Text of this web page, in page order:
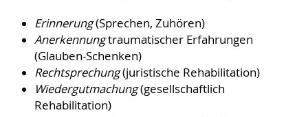
Erinnerung(Sprechen, Zuhören)
Anerkennungtraumatischer Erfahrungen
(Glauben-Schenken)
Rechtsprechung(juristische Rehabilitation)
Wiedergutmachung(gesellschaftlich
Rehabilitation)